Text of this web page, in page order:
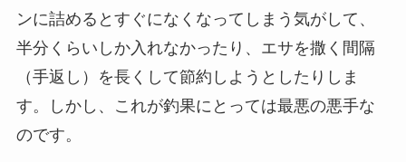
ンに詰めるとすぐになくなってしまう気がして、
半分くらいしか入れなかったり、エサを撒く間隔
（手返し）を長くして節約しようとしたりしま
す。しかし、これが釣果にとっては最悪の悪手な
のです。